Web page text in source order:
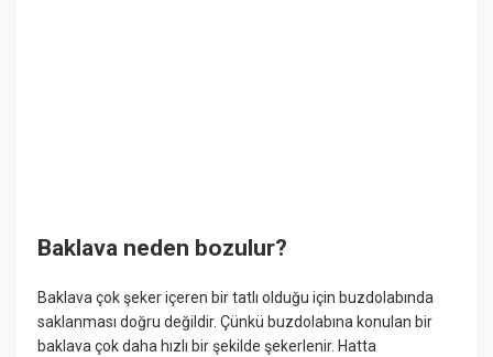
Baklava neden bozulur?
Baklava çok şeker içeren bir tatlı olduğu için buzdolabında
saklanması doğru değildir. Çünkü buzdolabına konulan bir
baklava çok daha hızlı bir şekilde şekerlenir. Hatta